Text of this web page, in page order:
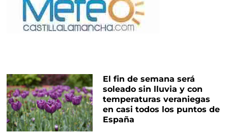
El fin de semana será
soleado sin lluvia y con
temperaturas veraniegas
en casi todos los puntos de
España